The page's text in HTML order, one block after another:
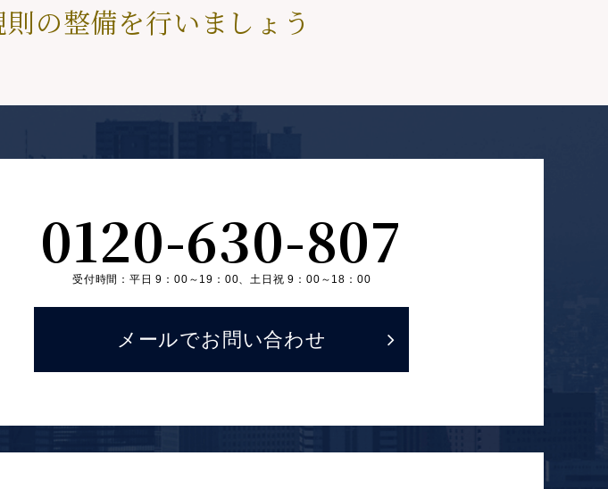
の整備を行いましょう
0120-630-807
受付時間：平日 9：00～19：00、 土日祝 9：00～18：00
メールでお問い合わせ